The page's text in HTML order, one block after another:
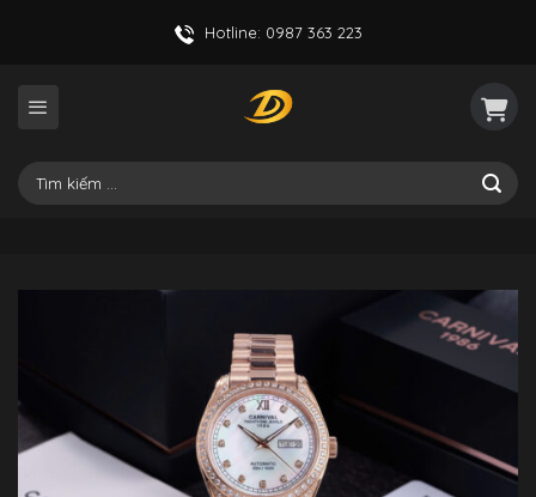
Hotline: 0987 363 223
Tìm
kiếm: